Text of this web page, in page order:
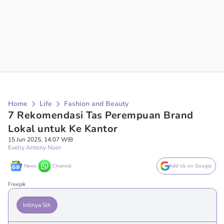
Home Life Fashion and Beauty
7 Rekomendasi Tas Perempuan Brand
Lokal untuk Ke Kantor
15 Jun 2025, 14:07 WIB
Evelly Antony Noor
News Channel Add Us on Google
Freepik
Intinya Sih